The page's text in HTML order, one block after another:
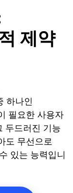
제약
하나인
필요한 사용자
두드러진 기능
도 무선으로
있는 능력입니